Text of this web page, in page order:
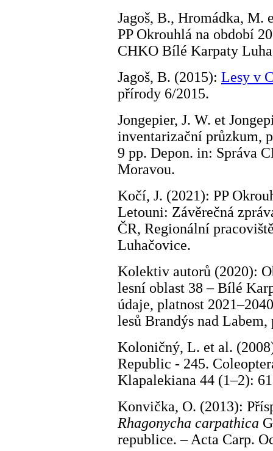
Jagoš, B., Hromádka, M.
PP Okrouhlá na období
CHKO Bílé Karpaty
Jagoš, B. (2015): Lesy v
přírody 6/2015.
Jongepier, J. W. et
inventarizační průzkum,
9 pp. Depon. in: Správa
Moravou.
Kočí, J. (2021): PP
Letouni: Závěrečná
ČR, Regionální
Luhačovice.
Kolektiv autorů (2020):
lesní oblast 38 – Bílé
údaje, platnost
lesů Brandýs nad
Koloničný, L. et al.
Republic - 245.
Klapalekiana 44 (1–2):
Konvička, O. (2013):
Rhagonycha carpathica
republice. – Acta Carp.